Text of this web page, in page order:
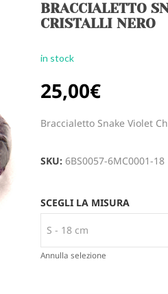
BRACCIALETTO
CRISTALLI NERO
in stock
25,00€
Braccialetto Snake Violet
SKU:6BS0057-6MC0001-18
SCEGLI LA MISURA
Annulla selezione